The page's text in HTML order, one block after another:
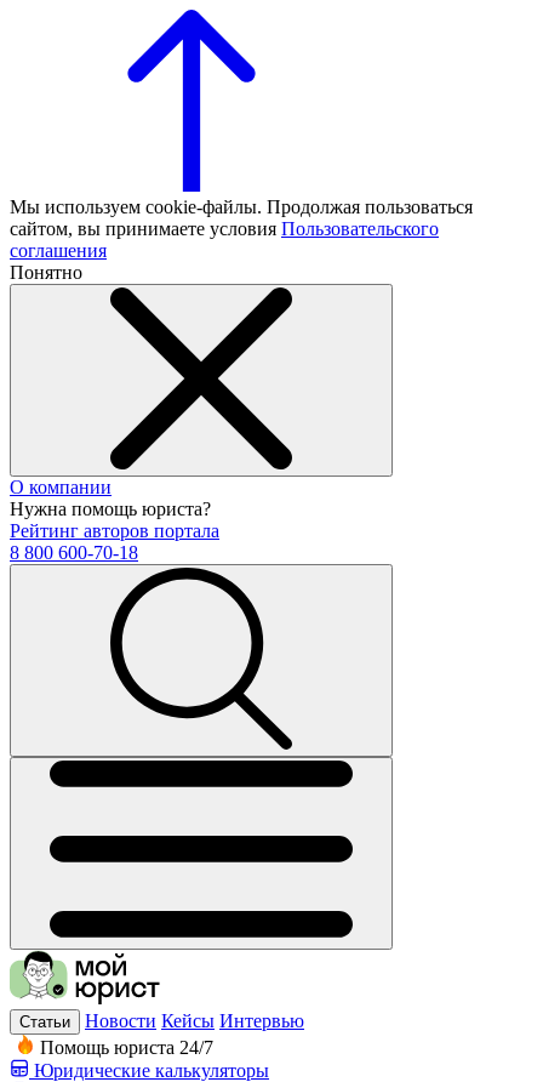
Мы используем cookie-файлы. Продолжая пользоваться
сайтом, вы принимаете условия Пользовательского
соглашения
Понятно
О компании
Нужна помощь юриста?
Рейтинг авторов портала
8 800 600-70-18
Статьи Новости Кейсы Интервью
Помощь юриста 24/7
Юридические калькуляторы